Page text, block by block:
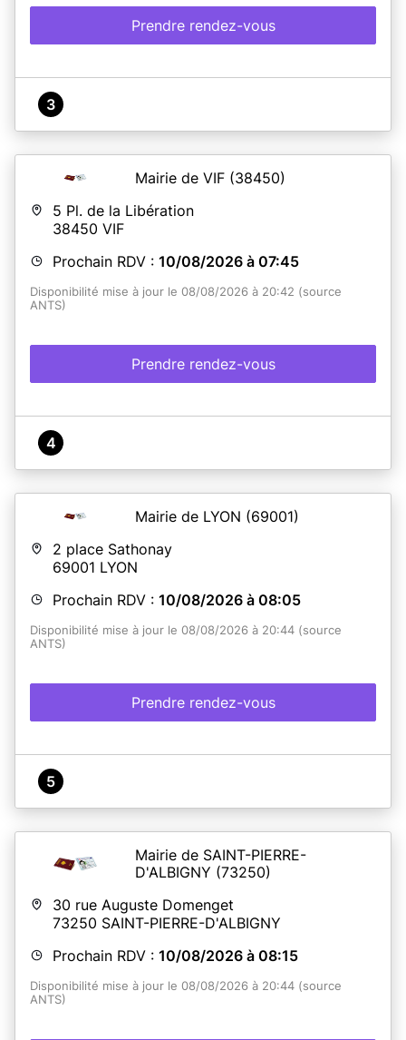
Prendre rendez-vous
3
Mairie de VIF (38450)
5 Pl. de la Libération
38450 VIF
Prochain RDV : 10/08/2026 à 07:45
Disponibilité mise à jour le 08/08/2026 à 20:42 (source
ANTS)
Prendre rendez-vous
4
Mairie de LYON (69001)
2 place Sathonay
69001 LYON
Prochain RDV : 10/08/2026 à 08:05
Disponibilité mise à jour le 08/08/2026 à 20:44 (source
ANTS)
Prendre rendez-vous
5
Mairie de SAINT-PIERRE-
D'ALBIGNY (73250)
30 rue Auguste Domenget
73250 SAINT-PIERRE-D'ALBIGNY
Prochain RDV : 10/08/2026 à 08:15
Disponibilité mise à jour le 08/08/2026 à 20:44 (source
ANTS)